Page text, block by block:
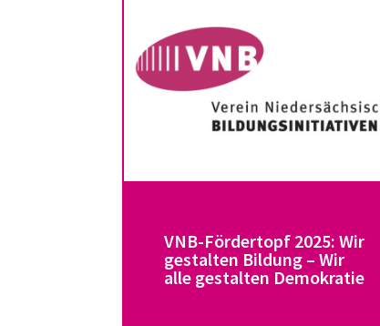
VNB-Fördertopf 2025: Wir
gestalten Bildung – Wir
alle gestalten Demokratie